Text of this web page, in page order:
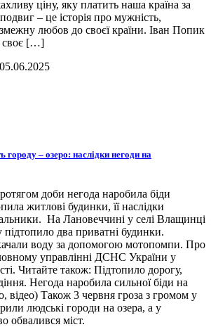
ціну, яку платить наша країна за
– це історія про мужність,
любов до своєї країни. Іван Попик
своє […]
05.06.2025
городу – озеро: наслідки негоди на
доби негода наробила біди
житлові будинки, її наслідки
На Лановеччині у селі Влащинці
два приватні будинки.
воду за допомогою мотопомпи. Про
управлінні ДСНС України у
Читайте також: Підтопило дорогу,
Негода наробила сильної біди на
відео) Також 3 червня гроза з громом у
людські городи на озера, а у
обвалився міст.